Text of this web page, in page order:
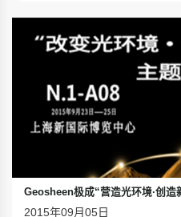
Geosheen极成“营造光环境·创造
2015年09月05日